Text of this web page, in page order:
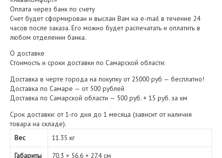
Оплата через банк по счету
Счет будет сформирован и выслан Вам на e-mail в течение 24
часов после заказа. Его можно будет распечатать и оплатить в
любом отделении банка.
О доставке
Стоимость и сроки доставки по Самарской области:
Доставка в черте города на покупку от 25000 руб — бесплатно!
Доставка по Самаре — от 500 рублей
Доставка по Самарской области — 500 руб. + 15 руб. за км
Срок доставки: от 1-го дня до 1 месяца (зависит от наличия
товара на складе).
Вес
11.35 кг
Габариты
70.3 × 56.6 × 27.4 см